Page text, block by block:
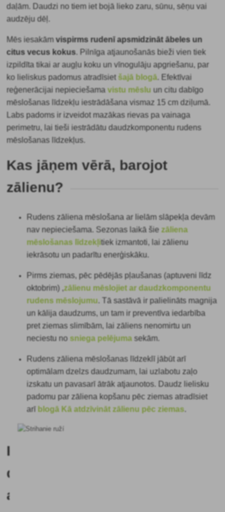
daļām. Daudzi no tiem iet bojā lieko zaru, sūnu, sēņu vai
audzēju dēļ.
Mēs iesakāmvispirms rudenī apsmidzināt ābeles un
citus vecus kokus. Pilnīga atjaunošanās bieži vien tiek
izpildīta tikai ar augļu koku un vīnogulāju apgriešanu, par
ko lieliskus padomus atradīsietšajā blogā. Efektīvai
reģenerācijai nepieciešamavistu mēslu un citu dabīgo
mēslošanas līdzekļu iestrādāšana vismaz 15 cm dziļumā.
Labs padoms ir izveidot mazākas rievas pa vainaga
perimetru, lai tieši iestrādātu daudzkomponentu rudens
mēslošanas līdzekļus.
Kas jāņem vērā, barojot
zālienu?
Rudens zāliena mēslošana ar lielām slāpekļa devām
nav nepieciešama. Sezonas laikā šiezāliena
mēslošanas līdzekļitiek izmantoti, lai zālienu
iekrāsotu un padarītu enerģiskāku.
Pirms ziemas, pēc pēdējās pļaušanas (aptuveni līdz
oktobrim) ,zālienu mēslojiet ar daudzkomponentu
rudens mēslojumu. Tā sastāvā ir palielināts magnija
un kālija daudzums, un tam ir preventīva iedarbība
pret ziemas slimībām, lai zāliens nenomirtu un
neciestu nosniega pelējuma sekām.
Rudens zāliena mēslošanas līdzeklī jābūt arī
optimālam dzelzs daudzumam, lai uzlabotu zaļo
izskatu un pavasarī ātrāk atjaunotos. Daudz lielisku
padomu par zāliena kopšanu pēc ziemas atradīsiet
arī blogā Kā atdzīvināt zālienu pēc ziemas.
Ko
darīt
ar